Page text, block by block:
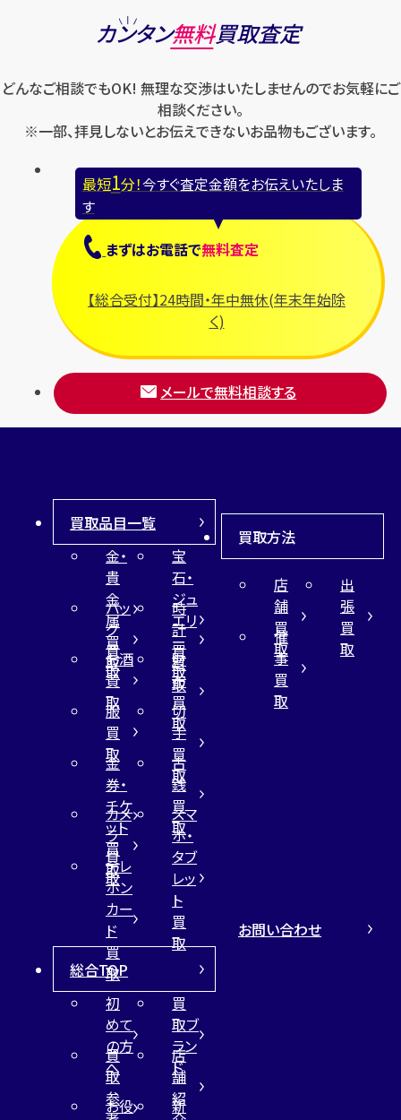
カンタン無料買取査定
どんなご相談でもOK! 無理な交渉はいたしませんのでお気軽にご
相談ください。
※一部、拝見しないとお伝えできないお品物もございます。
最短1分！今すぐ査定金額をお伝えいたしま
す
まずはお電話で無料査定
【総合受付】24時間・年中無休(年末年始除
く)
メールで無料相談する
買取品目一覧
金・
貴
金
属
買
取
宝
石・
ジュ
エリ
ー
買
取
バッ
グ
買
取
時
計
買
取
お酒
買
取
財
布
買
取
服
買
取
切
手
買
取
金
券・
チケ
ット
買
取
古
銭
買
取
カメ
ラ
買
取
スマ
ホ・
タブ
レッ
ト
買
取
テレ
ホン
カー
ド
買
取
買取方法
店
舗
買
取
出
張
買
取
催
事
買
取
総合TOP
初
めて
の方
へ
買
取ブ
ラン
ド
買
取
参
店
舗
紹
お役
新
お問い合わせ